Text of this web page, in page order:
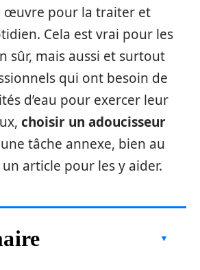
œuvre pour la traiter et
Cela est vrai pour les
sûr, mais aussi et surtout
qui ont besoin de
d’eau pour exercer leur
choisir un adoucisseur
une tâche annexe, bien au
article pour les y aider.